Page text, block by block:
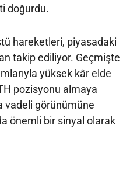
doğurdu.
hareketleri, piyasadaki
takip ediliyor. Geçmişte
yüksek kâr elde
pozisyonu almaya
vadeli görünümüne
önemli bir sinyal olarak